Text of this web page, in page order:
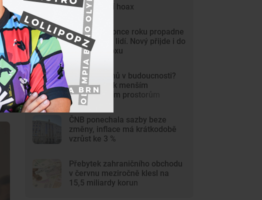
Internet děsí hoax
Řidičák do konce roku propadne
čtvrt milionu lidí. Nový přijde i do
výdejního boxu
Bydlení Čechů v budoucnosti?
Směřujeme k menším
multifunkčním prostorům
ČNB ponechala sazby beze
změny, inflace má krátkodobě
vzrůst ke 3 %
Přebytek zahraničního obchodu
v červnu meziročně klesl na
15,5 miliardy korun